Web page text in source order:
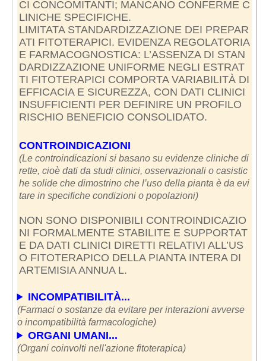
CI CONCOMITANTI; MANCANO CONFERME C
LINICHE SPECIFICHE.
LIMITATA STANDARDIZZAZIONE DEI PREPAR
ATI FITOTERAPICI. EVIDENZA REGOLATORIA
E FARMACOGNOSTICA: L’ASSENZA DI STAN
DARDIZZAZIONE UNIFORME NEGLI ESTRAT
TI FITOTERAPICI COMPORTA VARIABILITÀ DI
EFFICACIA E SICUREZZA, CON DATI CLINICI
INSUFFICIENTI PER DEFINIRE UN PROFILO
RISCHIO BENEFICIO CONSOLIDATO.
CONTROINDICAZIONI
(Le controindicazioni si basano su evidenze cliniche di
rette, cioè dati da studi clinici, osservazionali o casistic
he solide che dimostrino che l’uso della pianta è da evi
tare in specifiche condizioni o popolazioni)
NON SONO DISPONIBILI CONTROINDICAZIO
NI FORMALMENTE STABILITE E SUPPORTAT
E DA DATI CLINICI DIRETTI RELATIVI ALL’US
O FITOTERAPICO DELLA PIANTA INTERA DI
ARTEMISIA ANNUA L.
INCOMPATIBILITÀ...
(Farmaci o sostanze da evitare per interazioni avverse
o incompatibilità farmacologiche)
ORGANI UMANI...
(Organi coinvolti nell'azione fitoterapica)